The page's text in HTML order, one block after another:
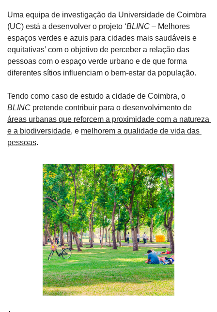
Uma equipa de investigação da Universidade de Coimbra
(UC) está a desenvolver o projeto ‘BLINC – Melhores
espaços verdes e azuis para cidades mais saudáveis e
equitativas’ com o objetivo de perceber a relação das
pessoas com o espaço verde urbano e de que forma
diferentes sítios influenciam o bem-estar da população.
BLINC pretende contribuir para o desenvolvimento de
áreas urbanas que reforcem a proximidade com a natureza
e a biodiversidade, e melhorem a qualidade de vida das
pessoas.